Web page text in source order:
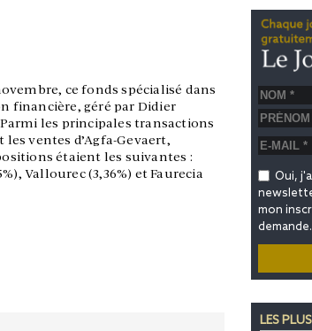
ce fonds spécialisé dans
financière, géré par Didier
les principales transactions
les ventes d’Agfa-Gevaert,
étaient les suivantes :
Vallourec (3,36%) et Faurecia
Oui,
mon
demande.
LES